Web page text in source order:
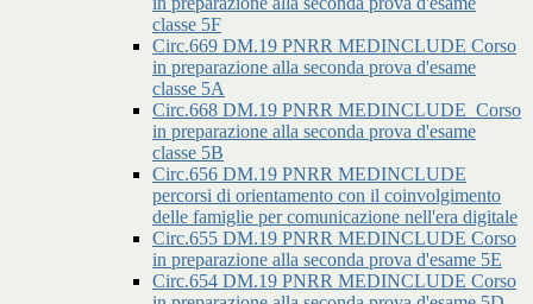
classe 5F
Circ.669 DM.19 PNRR MEDINCLUDE Corso
in preparazione alla seconda prova d'esame
classe 5A
Circ.668 DM.19 PNRR MEDINCLUDE_Corso
in preparazione alla seconda prova d'esame
classe 5B
Circ.656 DM.19 PNRR MEDINCLUDE
percorsi di orientamento con il coinvolgimento
delle famiglie per comunicazione nell'era digitale
Circ.655 DM.19 PNRR MEDINCLUDE Corso
in preparazione alla seconda prova d'esame 5E
Circ.654 DM.19 PNRR MEDINCLUDE Corso